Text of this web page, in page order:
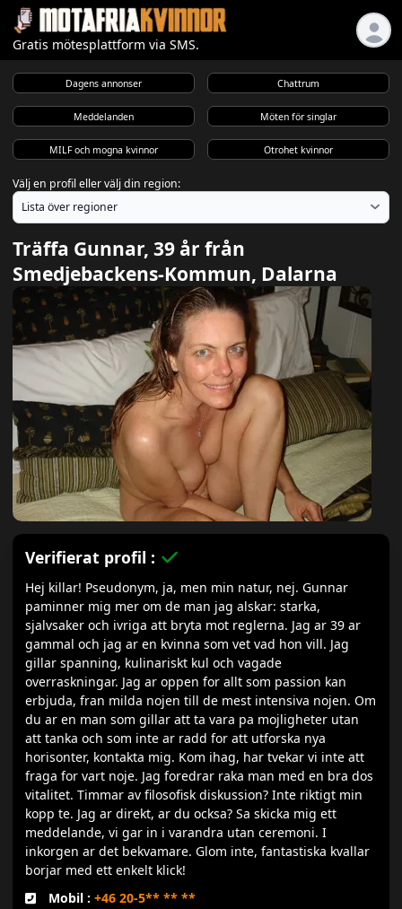
Gratis mötesplattform via SMS.
Dagens annonser Chattrum
Meddelanden Möten för singlar
MILF och mogna kvinnor Otrohet kvinnor
Välj en profil eller välj din region:
Träffa Gunnar, 39 år från
Smedjebackens-Kommun, Dalarna
Verifierat profil :
Hej killar! Pseudonym, ja, men min natur, nej. Gunnar
paminner mig mer om de man jag alskar: starka,
sjalvsaker och ivriga att bryta mot reglerna. Jag ar 39 ar
gammal och jag ar en kvinna som vet vad hon vill. Jag
gillar spanning, kulinariskt kul och vagade
overraskningar. Jag ar oppen for allt som passion kan
erbjuda, fran milda nojen till de mest intensiva nojen. Om
du ar en man som gillar att ta vara pa mojligheter utan
att tanka och som inte ar radd for att utforska nya
horisonter, kontakta mig. Kom ihag, har tvekar vi inte att
fraga for vart noje. Jag foredrar raka man med en bra dos
vitalitet. Timmar av filosofisk diskussion? Inte riktigt min
kopp te. Jag ar direkt, ar du ocksa? Sa skicka mig ett
meddelande, vi gar in i varandra utan ceremoni. I
inkorgen ar det bekvamare. Glom inte, fantastiska kvallar
borjar med ett enkelt klick!
Mobil : +46 20-5** ** **